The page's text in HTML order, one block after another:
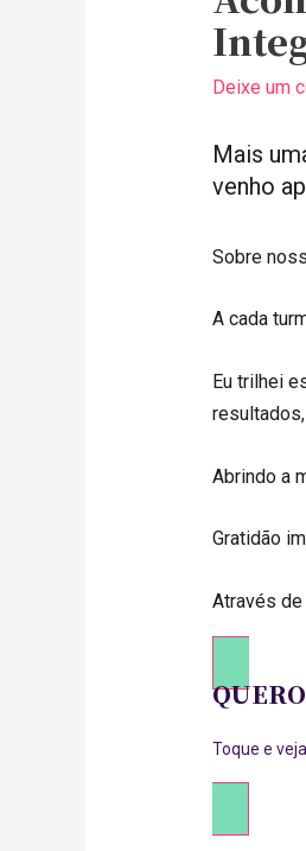
Deixe um
Mais
venho
Sobre
A cada
Eu trilhei
Abrindo a
Gratidão
Através
Toque e